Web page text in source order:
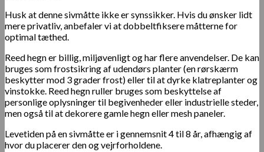
Husk at denne sivmåtte ikke er synssikker. Hvis du ønsker lidt
mere privatliv, anbefaler vi at dobbeltfiksere måtterne for
optimal tæthed.
Reed hegn er billig, miljøvenligt og har flere anvendelser. De kan
bruges som frostsikring af udendørs planter (en rørskærm
beskytter mod 3 grader frost) eller til at dyrke klatreplanter og
vinstokke. Reed hegn ruller bruges som beskyttelse af
personlige oplysninger til begivenheder eller industrielle steder,
men også til at dekorere gamle hegn eller mesh paneler.
Levetiden på en sivmåtte er i gennemsnit 4 til 8 år, afhængig af
hvor du placerer den og vejrforholdene.